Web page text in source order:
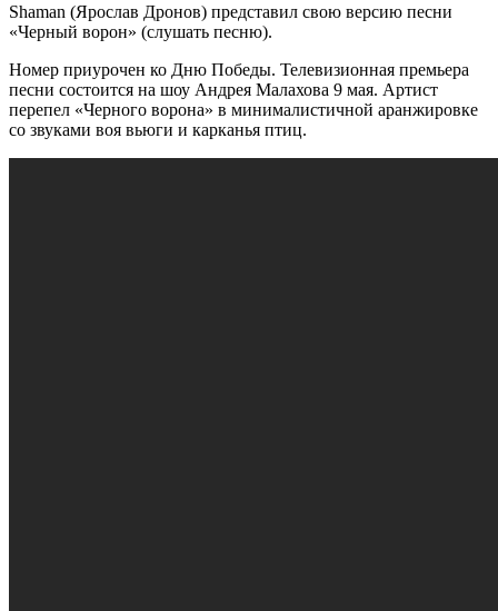
Shaman (Ярослав Дронов) представил свою версию песни
«Черный ворон» (слушать песню).
Номер приурочен ко Дню Победы. Телевизионная премьера
песни состоится на шоу Андрея Малахова 9 мая. Артист
перепел «Черного ворона» в минималистичной аранжировке
со звуками воя вьюги и карканья птиц.